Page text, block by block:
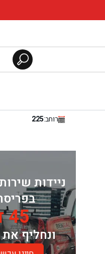
רוחב:225
ניידות
45 דקות
ונחליף